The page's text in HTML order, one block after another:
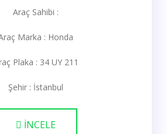
Araç Sahibi :
Marka : Honda
Plaka : 34 UY 211
Şehir : İstanbul
İNCELE